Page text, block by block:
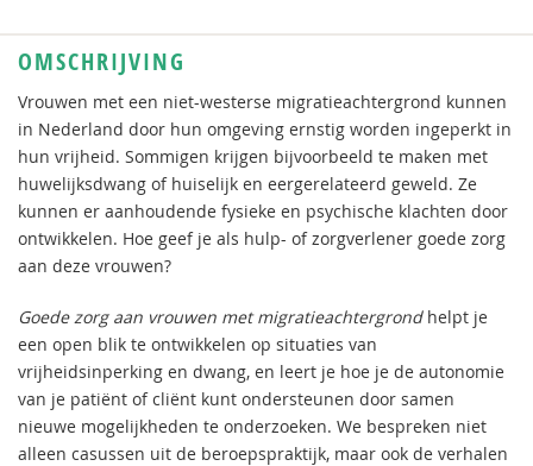
OMSCHRIJVING
Vrouwen met een niet-westerse migratieachtergrond kunnen
in Nederland door hun omgeving ernstig worden ingeperkt in
hun vrijheid. Sommigen krijgen bijvoorbeeld te maken met
huwelijksdwang of huiselijk en eergerelateerd geweld. Ze
kunnen er aanhoudende fysieke en psychische klachten door
ontwikkelen. Hoe geef je als hulp- of zorgverlener goede zorg
aan deze vrouwen?
Goede zorg aan vrouwen met migratieachtergrond helpt je
een open blik te ontwikkelen op situaties van
vrijheidsinperking en dwang, en leert je hoe je de autonomie
van je patiënt of cliënt kunt ondersteunen door samen
nieuwe mogelijkheden te onderzoeken. We bespreken niet
alleen casussen uit de beroepspraktijk, maar ook de verhalen